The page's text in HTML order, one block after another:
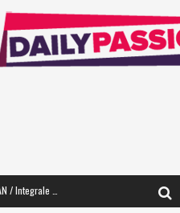
« The Broken Ring / This Mariage Will Fail Anyway » (Tome 2) – Préparer sa vengeance…